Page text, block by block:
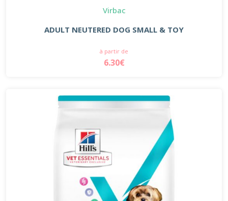
Virbac
ADULT NEUTERED DOG SMALL & TOY
à partir de
6.30€